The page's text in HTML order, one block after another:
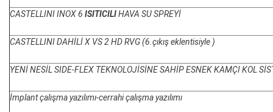
CASTELLINI INOX 6 ISITICILIHAVA SU SPREYİ
CASTELLINI DAHİLİ X VS 2 HD RVG (6.çıkış eklentisiyle )
YENİ NESİL SIDE-FLEX TEKNOLOJİSİNE SAHİP ESNEK KAMÇI KOL
İmplant çalışma yazılımı-cerrahi çalışma yazılımı